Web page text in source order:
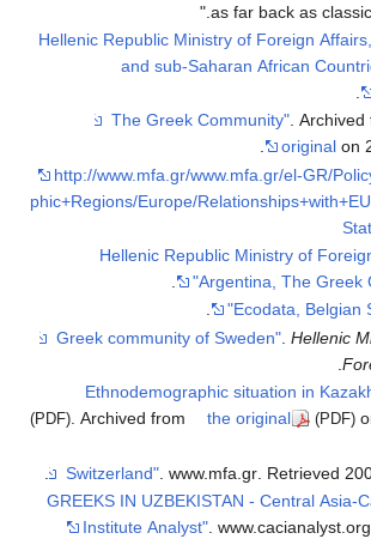
as far back as
"Hellenic Republic Ministry of Foreign
and sub-Saharan African
.
original on
http://www.mfa.gr/www.mfa.gr/el-GR/
phic+Regions/Europe/
"Hellenic Republic Ministry of
Argentina, The Greek
.
.Hellenic
.
(PDF). Archived from the original (PDF)
. www.mfa.gr . Retrieved
.
"GREEKS IN UZBEKISTAN - Central Asia-
Institute Analyst" . www.cacianalyst.org